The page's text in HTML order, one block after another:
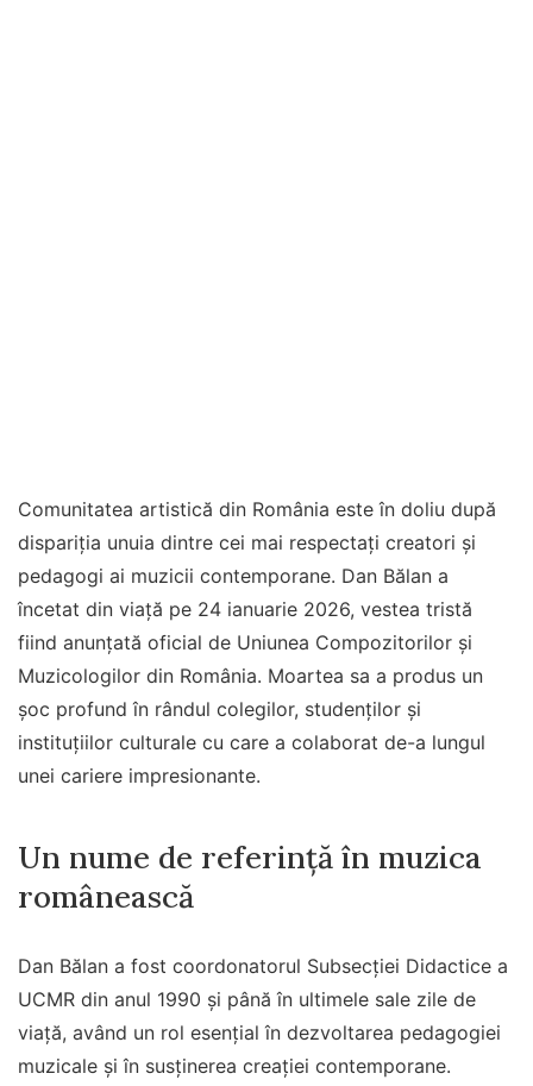
Comunitatea artistică din România este în doliu după
dispariția unuia dintre cei mai respectați creatori și
pedagogi ai muzicii contemporane. Dan Bălan a
încetat din viață pe 24 ianuarie 2026, vestea tristă
fiind anunțată oficial de Uniunea Compozitorilor și
Muzicologilor din România. Moartea sa a produs un
șoc profund în rândul colegilor, studenților și
instituțiilor culturale cu care a colaborat de-a lungul
unei cariere impresionante.
Un nume de referință în muzica
românească
Dan Bălan a fost coordonatorul Subsecției Didactice a
UCMR din anul 1990 și până în ultimele sale zile de
viață, având un rol esențial în dezvoltarea pedagogiei
muzicale și în susținerea creației contemporane.